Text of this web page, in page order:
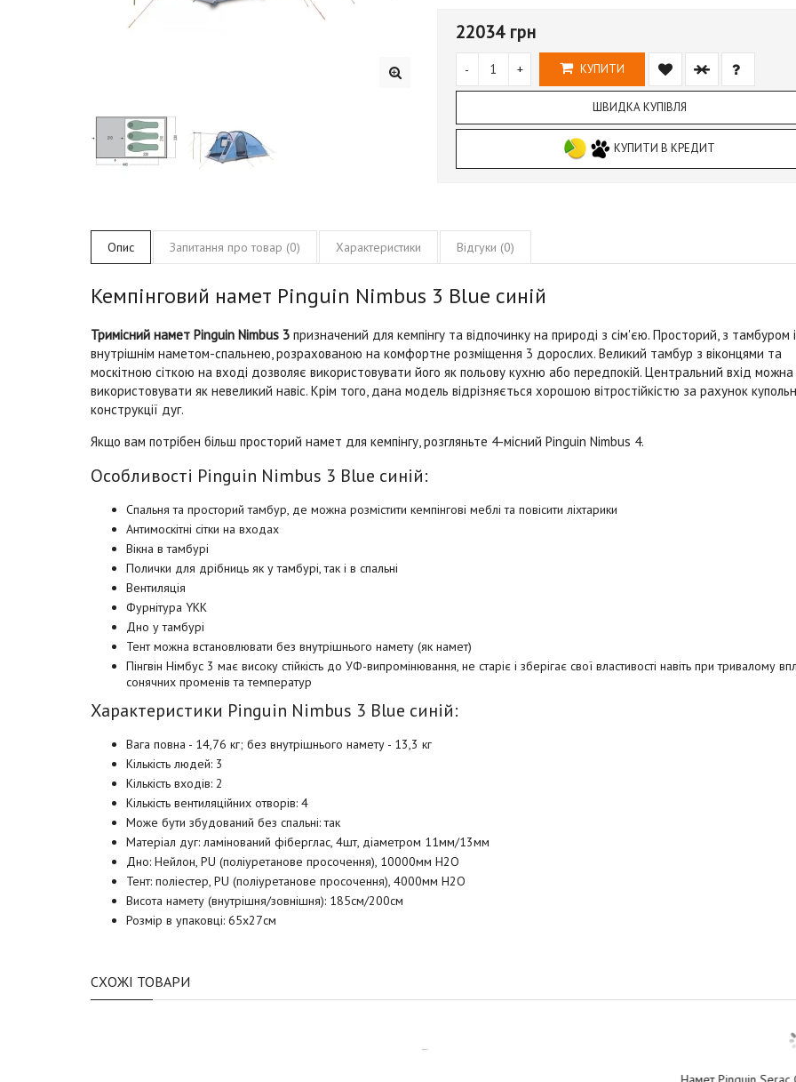
22034 грн
- + КУПИТИ
ШВИДКА КУПІВЛЯ
КУПИТИ В КРЕДИТ
Опис Запитання про товар (0) Характеристики Відгуки (0)
Кемпінговий намет Pinguin Nimbus 3 Blue синій
Тримісний намет Pinguin Nimbus 3 призначений для кемпінгу та відпочинку на природі з сім'єю. Просторий, з тамбуром
внутрішнім наметом-спальнею, розрахованою на комфортне розміщення 3 дорослих. Великий тамбур з віконцями та
москітною сіткою на вході дозволяє використовувати його як польову кухню або передпокій. Центральний вхід можна
використовувати як невеликий навіс. Крім того, дана модель відрізняється хорошою вітростійкістю за рахунок
конструкції дуг.
Якщо вам потрібен більш просторий намет для кемпінгу, розгляньте 4-місний Pinguin Nimbus 4.
Особливості Pinguin Nimbus 3 Blue синій:
Спальня та просторий тамбур, де можна розмістити кемпінгові меблі та повісити ліхтарики
Антимоскітні сітки на входах
Вікна в тамбурі
Полички для дрібниць як у тамбурі, так і в спальні
Вентиляція
Фурнітура YKK
Дно у тамбурі
Тент можна встановлювати без внутрішнього намету (як намет)
Пінгвін Німбус 3 має високу стійкість до УФ-випромінювання, не старіє і зберігає свої властивості навіть при тривалому
сонячних променів та температур
Характеристики Pinguin Nimbus 3 Blue синій:
Вага повна - 14,76 кг; без внутрішнього намету - 13,3 кг
Кількість людей: 3
Кількість входів: 2
Кількість вентиляційних отворів: 4
Може бути збудований без спальні: так
Матеріал дуг: ламінований фіберглас, 4шт, діаметром 11мм/13мм
Дно: Нейлон, PU (поліуретанове просочення), 10000мм H2O
Тент: поліестер, PU (поліуретанове просочення), 4000мм H2O
Висота намету (внутрішня/зовнішня): 185см/200см
Розмір в упаковці: 65х27см
СХОЖІ ТОВАРИ